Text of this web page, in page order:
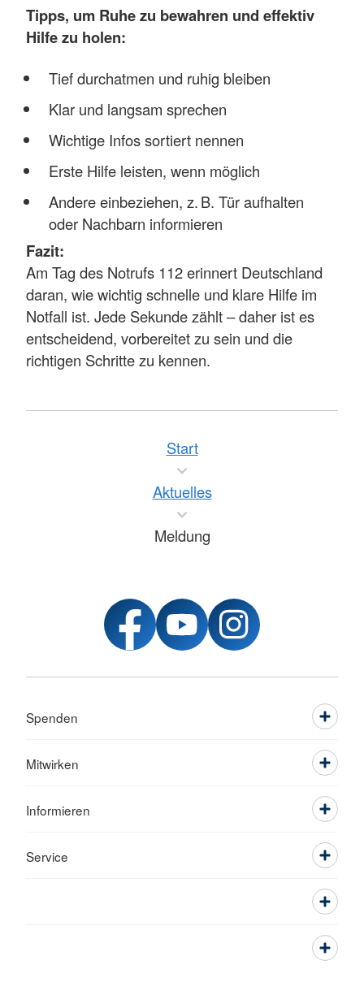
Tipps, um Ruhe zu bewahren und effektiv
Hilfe zu holen:
Tief durchatmen und ruhig bleiben
Klar und langsam sprechen
Wichtige Infos sortiert nennen
Erste Hilfe leisten, wenn möglich
Andere einbeziehen, z. B. Tür aufhalten
oder Nachbarn informieren
Fazit:
Am Tag des Notrufs 112 erinnert Deutschland
daran, wie wichtig schnelle und klare Hilfe im
Notfall ist. Jede Sekunde zählt – daher ist es
entscheidend, vorbereitet zu sein und die
richtigen Schritte zu kennen.
Start
Aktuelles
Meldung
Spenden
Mitwirken
Informieren
Service